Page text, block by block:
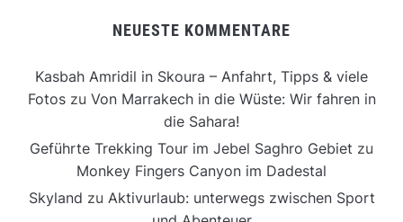
NEUESTE KOMMENTARE
Kasbah Amridil in Skoura – Anfahrt, Tipps & viele
Fotoszu Von Marrakech in die Wüste: Wir fahren in
die Sahara!
Geführte Trekking Tour im Jebel Saghro Gebiet zu
Monkey Fingers Canyon im Dadestal
Skyland zu Aktivurlaub: unterwegs zwischen Sport